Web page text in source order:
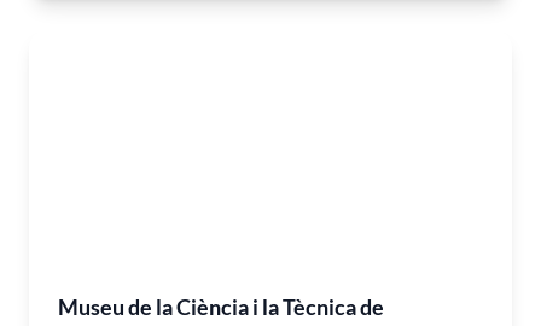
Museu de la Ciència i la Tècnica de